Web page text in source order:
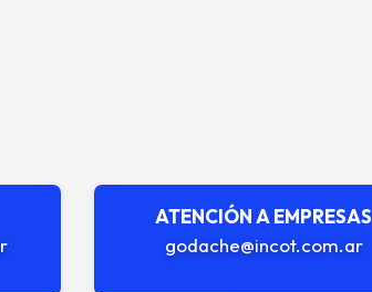
ATENCIÓN A EMPRESAS
godache@incot.com.ar